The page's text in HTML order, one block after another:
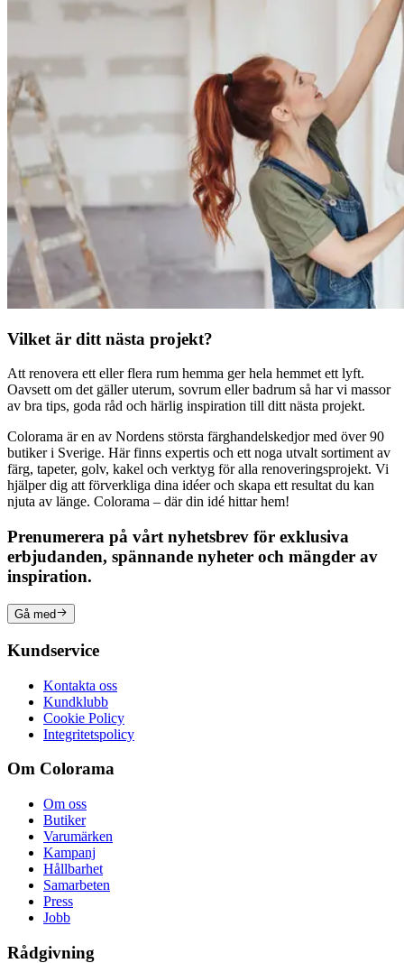
Vilket är ditt nästa projekt?
Att renovera ett eller flera rum hemma ger hela hemmet ett lyft.
Oavsett om det gäller uterum, sovrum eller badrum så har vi massor
av bra tips, goda råd och härlig inspiration till ditt nästa projekt.
Colorama är en av Nordens största färghandelskedjor med över 90
butiker i Sverige. Här finns expertis och ett noga utvalt sortiment av
färg, tapeter, golv, kakel och verktyg för alla renoveringsprojekt. Vi
hjälper dig att förverkliga dina idéer och skapa ett resultat du kan
njuta av länge. Colorama – där din idé hittar hem!
Prenumerera på vårt nyhetsbrev för exklusiva
erbjudanden, spännande nyheter och mängder av
inspiration.
Gå med
Kundservice
Kontakta oss
Kundklubb
Cookie Policy
Integritetspolicy
Om Colorama
Om oss
Butiker
Varumärken
Kampanj
Hållbarhet
Samarbeten
Press
Jobb
Rådgivning